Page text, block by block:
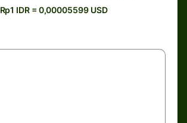
Rp1 IDR = 0,00005599 USD